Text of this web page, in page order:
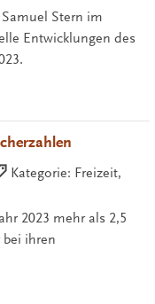
Stern im
Entwicklungen des
Kategorie: Freizeit,
2023 mehr als 2,5
ihren